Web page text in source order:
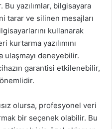
yazılımlar, bilgisayara
tarar ve silinen mesajları
kullanarak
kurtarma yazılımını
ulaşmayı deneyebilir.
garantisi etkilenebilir,
olursa, profesyonel veri
bir seçenek olabilir. Bu